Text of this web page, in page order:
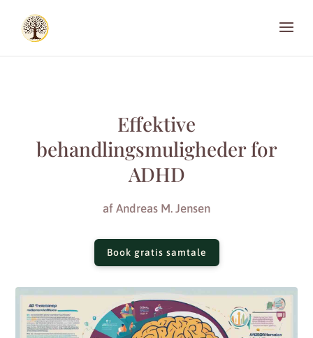
Effektive
behandlingsmuligheder for
ADHD
af Andreas M. Jensen
Book gratis samtale